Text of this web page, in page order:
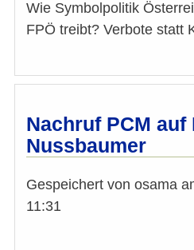
Wie Symbolpolitik
FPÖ treibt? Verbote statt
Nachruf PCM auf
Nussbaumer
Gespeichert von osama
11:31